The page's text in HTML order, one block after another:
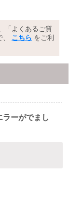
「よくあるご質
こちら をご利
ーがでまし